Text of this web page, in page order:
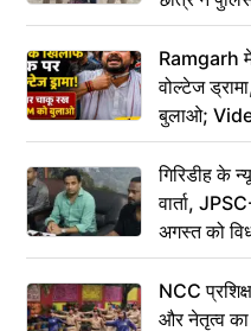
Ramgarh
वोल्टेज
बुलाओ;
गिरिडीह के
वार्ता,
अगस्त को
NCC
और नेतृत्व